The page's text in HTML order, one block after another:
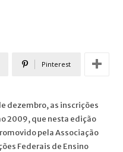
Pinterest
dezembro, as inscrições
2009, que nesta edição
pela Associação
Federais de Ensino